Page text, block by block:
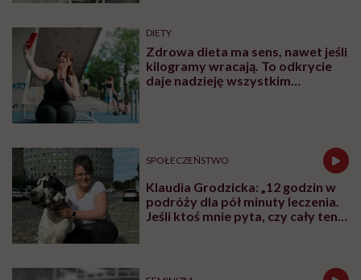
DIETY
Zdrowa dieta ma sens, nawet jeśli
kilogramy wracają. To odkrycie
daje nadzieję wszystkim
SPOŁECZEŃSTWO
Klaudia Grodzicka: „12 godzin w
podróży dla pół minuty leczenia.
Jeśli ktoś mnie pyta, czy cały ten